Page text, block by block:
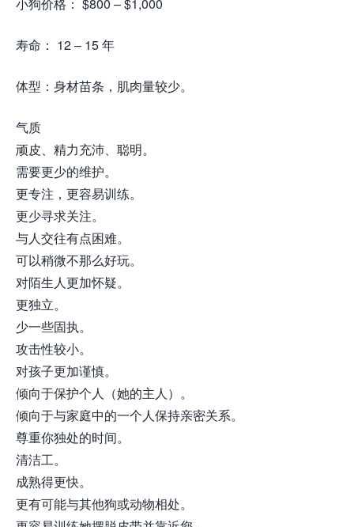
小狗价格： $800 – $1,000
寿命： 12 – 15 年
体型：身材苗条，肌肉量较少。
气质
顽皮、精力充沛、聪明。
需要更少的维护。
更专注，更容易训练。
更少寻求关注。
与人交往有点困难。
可以稍微不那么好玩。
对陌生人更加怀疑。
更独立。
少一些固执。
攻击性较小。
对孩子更加谨慎。
倾向于保护个人（她的主人）。
倾向于与家庭中的一个人保持亲密关系。
尊重你独处的时间。
清洁工。
成熟得更快。
更有可能与其他狗或动物相处。